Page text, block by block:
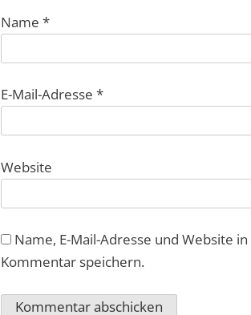
Name *
E-Mail-Adresse *
Website
Name, E-Mail-Adresse und Website
Kommentar speichern.